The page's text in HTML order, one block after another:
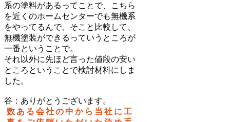
系の塗料があるってことで、こちら
を近くのホームセンターでも無機系
をやってるんで、そこと比較して、
無機塗装ができるっていうところが
一番ということで。
それ以外に先ほど言った値段の安い
ところということで検討材料にしま
した。
谷：ありがとうございます。
数ある会社の中から当社に工